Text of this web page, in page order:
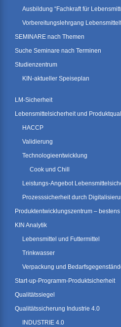
Ausbildung “Fachkraft für
Vorbereitungslehrgang
SEMINARE nach Themen
Suche Seminare nach Terminen
Studienzentrum
KIN-aktueller Speiseplan
LM-Sicherheit
Lebensmittelsicherheit und
HACCP
Validierung
Technologieentwicklung
Cook und Chill
Leistungs-Angebot
Prozesssicherheit durch
Produktentwicklungszentrum –
KIN Analytik
Lebensmittel und Futtermittel
Trinkwasser
Verpackung und
Start-up-Programm-Produktsicherheit
Qualitätssiegel
Qualitätssicherung Industrie 4.0
INDUSTRIE 4.0